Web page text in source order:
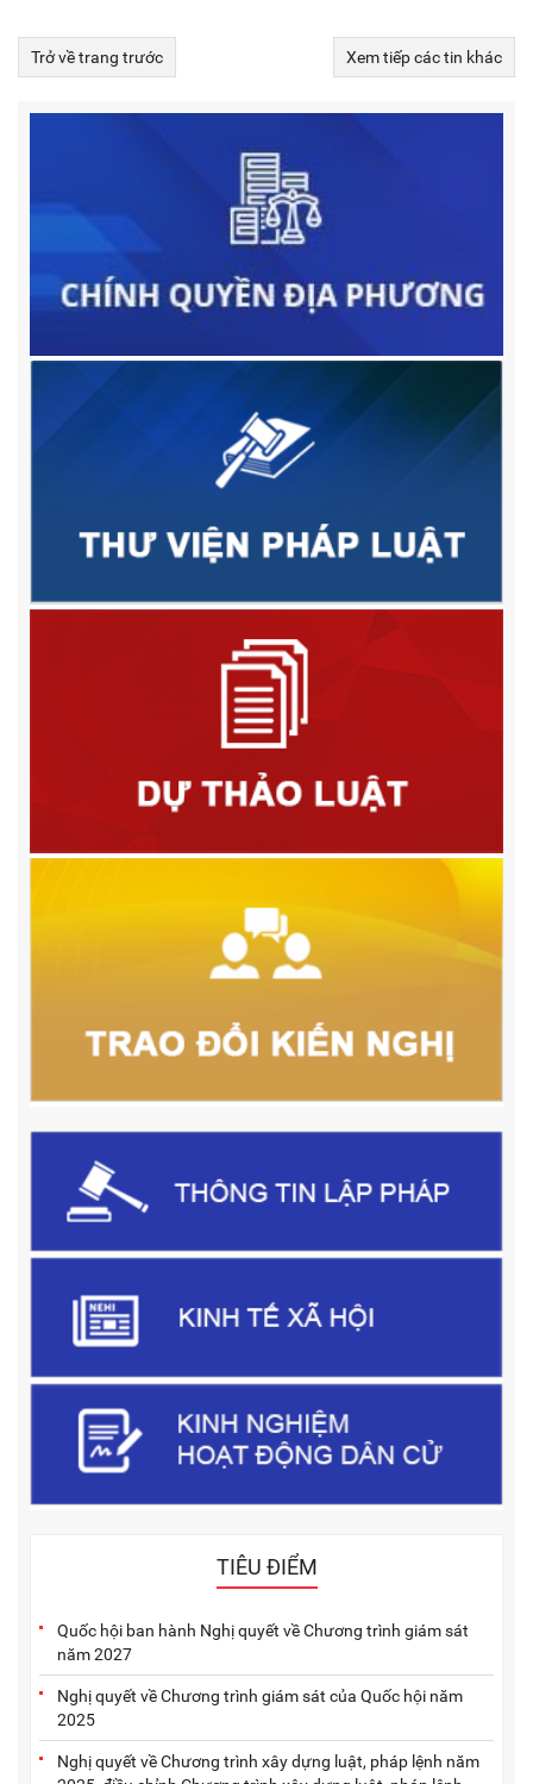
Trở về trang trước Xem tiếp các tin khác
TIÊU ĐIỂM
Quốc hội ban hành Nghị quyết về Chương trình giám sát
năm 2027
Nghị quyết về Chương trình giám sát của Quốc hội năm
2025
Nghị quyết về Chương trình xây dựng luật, pháp lệnh năm